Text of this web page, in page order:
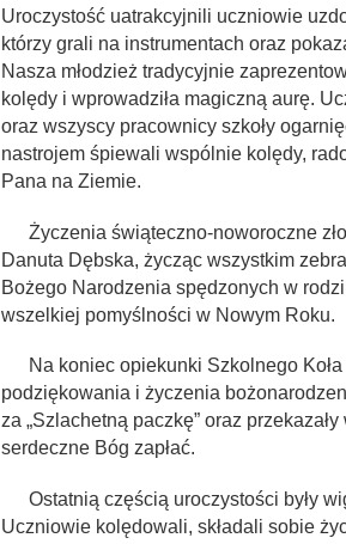
Uroczystość uatrakcyjnili uczniowie
którzy grali na instrumentach oraz
Nasza młodzież tradycyjnie
kolędy i wprowadziła magiczną aurę.
oraz wszyscy pracownicy szkoły
nastrojem śpiewali wspólnie kolędy,
Pana na Ziemie.
Życzenia świąteczno-noworoczne
Danuta Dębska, życząc wszystkim
Bożego Narodzenia spędzonych w
wszelkiej pomyślności w Nowym Roku.
Na koniec opiekunki Szkolnego Koła
podziękowania i życzenia
za „Szlachetną paczkę” oraz
serdeczne Bóg zapłać.
Ostatnią częścią uroczystości były
Uczniowie kolędowali, składali sobie